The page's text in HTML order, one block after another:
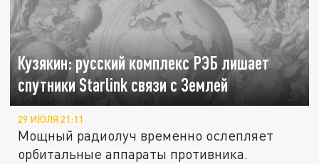
Кузякин: русский комплекс РЭБ лишает
спутники Starlink связи с Землей
29 ИЮЛЯ 21:11
Мощный радиолуч временно ослепляет
орбитальные аппараты противника.